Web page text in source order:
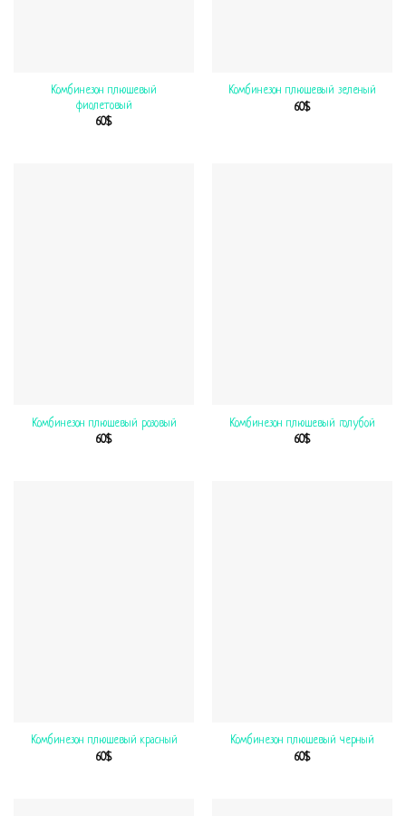
Комбинезон плюшевый
фиолетовый
60$
Комбинезон плюшевый зеленый
60$
Комбинезон плюшевый розовый
60$
Комбинезон плюшевый голубой
60$
Комбинезон плюшевый красный
60$
Комбинезон плюшевый черный
60$